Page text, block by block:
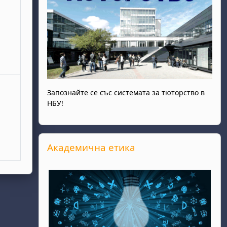
Запознайте се със системата за тюторство в
НБУ!
Прескочи Академична етика
Академична етика